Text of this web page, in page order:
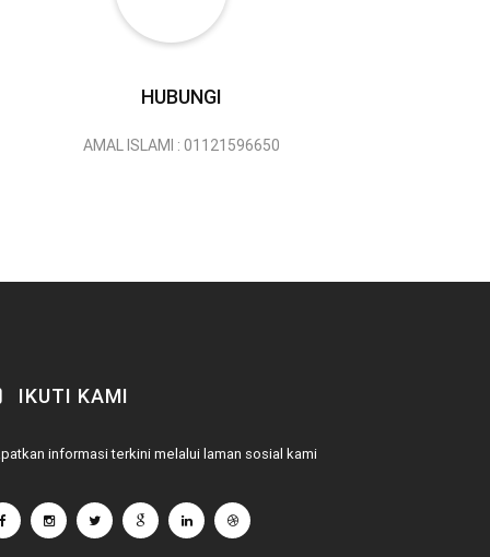
HUBUNGI
AMAL ISLAMI : 01121596650
IKUTI KAMI
informasi terkini melalui laman sosial kami